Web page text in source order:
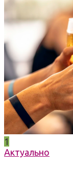
1
Актуально